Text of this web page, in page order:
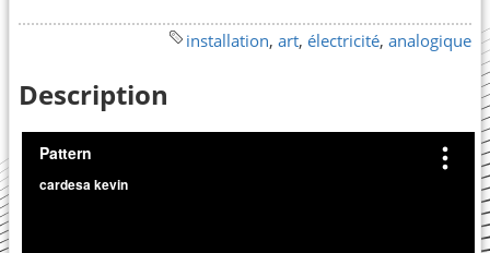
installation, art, électricité, analogique
Description